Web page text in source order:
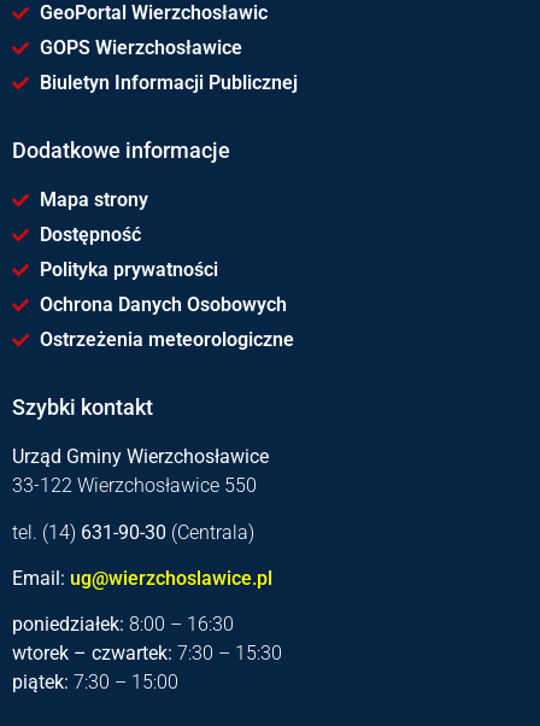
GeoPortal Wierzchosławic
GOPS Wierzchosławice
Biuletyn Informacji Publicznej
Dodatkowe informacje
Mapa strony
Dostępność
Polityka prywatności
Ochrona Danych Osobowych
Ostrzeżenia meteorologiczne
Szybki kontakt
Urząd Gminy Wierzchosławice
33-122 Wierzchosławice 550
tel. (14) 631-90-30 (Centrala)
Email: ug@wierzchoslawice.pl
poniedziałek: 8:00 – 16:30
wtorek – czwartek: 7:30 – 15:30
piątek: 7:30 – 15:00